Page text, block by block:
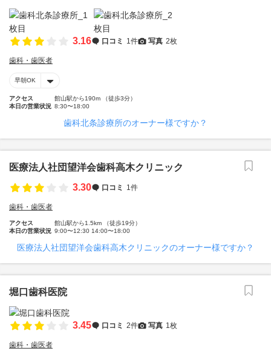
3.16 口コミ 1件 写真 2枚
歯科・歯医者
早朝OK
アクセス
館山駅から190m （徒歩3分）
本日の営業状況 8:30〜18:00
歯科北条診療所のオーナー様ですか？
医療法人社団望洋会歯科高木クリニック
3.30
口コミ 1件
歯科・歯医者
アクセス
館山駅から1.5km （徒歩19分）
本日の営業状況 9:00〜12:30 14:00〜18:00
医療法人社団望洋会歯科高木クリニックのオーナー様ですか？
堀口歯科医院
3.45 口コミ 2件 写真 1枚
歯科・歯医者